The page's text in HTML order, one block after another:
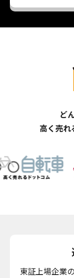
ど
高く売
東証上場企業